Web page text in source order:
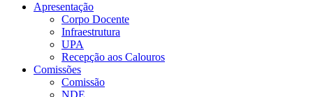
Apresentação
Corpo Docente
Infraestrutura
UPA
Recepção aos Calouros
Comissões
Comissão
NDE